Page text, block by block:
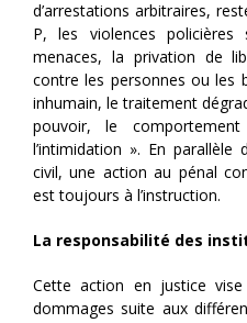
d’arrestations arbitraires,
P, les violences
menaces, la privation de
contre les personnes ou les
inhumain, le traitement
pouvoir, le
l’intimidation ». En
civil, une action au pénal
est toujours à l’instruction.
La responsabilité des
Cette action en justice
dommages suite aux